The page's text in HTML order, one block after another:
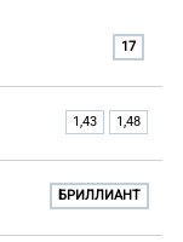
17
1,43 1,48
БРИЛЛИАНТ